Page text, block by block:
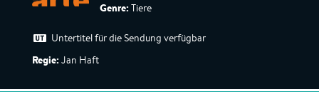
Genre: Tiere
Untertitel für die Sendung verfügbar
Regie: Jan Haft